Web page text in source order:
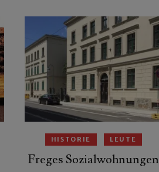
HISTORIE LEUTE
Freges Sozialwohnungen